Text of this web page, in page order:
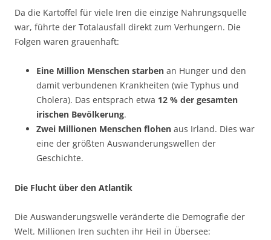
Da die Kartoffel für viele Iren die einzige Nahrungsquelle
war, führte der Totalausfall direkt zum Verhungern. Die
Folgen waren grauenhaft:
Eine Million Menschen starben an Hunger und den
damit verbundenen Krankheiten (wie Typhus und
Cholera). Das entsprach etwa 12 % der gesamten
irischen Bevölkerung.
Zwei Millionen Menschen flohen aus Irland. Dies war
eine der größten Auswanderungswellen der
Geschichte.
Die Flucht über den Atlantik
Die Auswanderungswelle veränderte die Demografie der
Welt. Millionen Iren suchten ihr Heil in Übersee: